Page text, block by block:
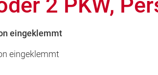
2 PKW,
eingeklemmt
eingeklemmt